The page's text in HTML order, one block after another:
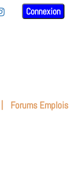
Connexion
| Forums Emplois